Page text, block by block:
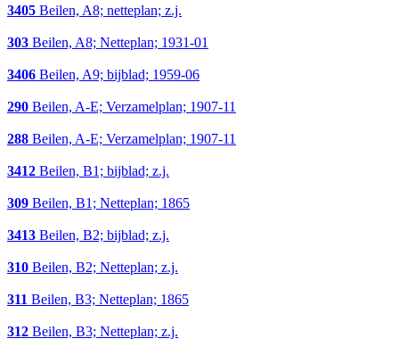
3405 Beilen, A8; netteplan; z.j.
303 Beilen, A8; Netteplan; 1931-01
3406 Beilen, A9; bijblad; 1959-06
290 Beilen, A-E; Verzamelplan; 1907-11
288 Beilen, A-E; Verzamelplan; 1907-11
3412 Beilen, B1; bijblad; z.j.
309 Beilen, B1; Netteplan; 1865
3413 Beilen, B2; bijblad; z.j.
310 Beilen, B2; Netteplan; z.j.
311 Beilen, B3; Netteplan; 1865
312 Beilen, B3; Netteplan; z.j.